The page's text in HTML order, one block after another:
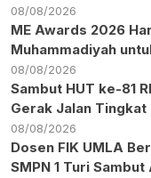
08/08/2026
ME Awards 2026
Muhammadiyah
08/08/2026
Sambut HUT ke-81
Gerak Jalan
08/08/2026
Dosen FIK UMLA
SMPN 1 Turi